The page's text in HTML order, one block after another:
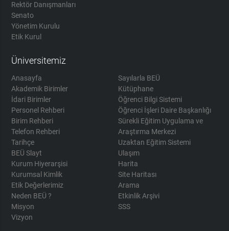
Rektör Danışmanları
Senato
Yönetim Kurulu
Etik Kurul
Üniversitemiz
Anasayfa
Akademik Birimler
İdari Birimler
Personel Rehberi
Birim Rehberi
Telefon Rehberi
Tarihçe
BEÜ Slayt
Kurum Hiyerarşisi
Kurumsal Kimlik
Etik Değerlerimiz
Neden BEÜ ?
Misyon
Vizyon
Sayılarla BEÜ
Kütüphane
Öğrenci Bilgi Sistemi
Öğrenci İşleri Daire Başkanlığı
Sürekli Eğitim Uygulama ve
Araştırma Merkezi
Uzaktan Eğitim Sistemi
Ulaşım
Harita
Site Haritası
Arama
Etkinlik Arşivi
SSS